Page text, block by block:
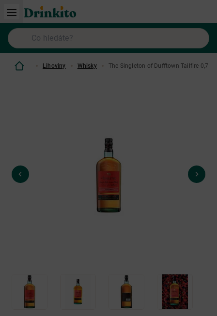
Lihoviny Whisky The Singleton of Dufftown Tailfire 0,7 L